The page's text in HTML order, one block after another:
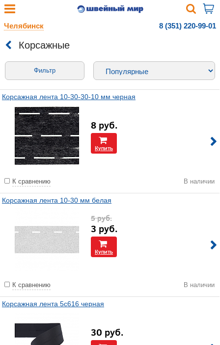
Челябинск 8 (351) 220-99-01
Корсажные
Фильтр
Корсажная лента 10-30-30-10 мм черная
8 руб.
Купить
К сравнению В наличии
Корсажная лента 10-30 мм белая
5руб.
3 руб.
Купить
К сравнению В наличии
Корсажная лента 5с616 черная
30 руб.